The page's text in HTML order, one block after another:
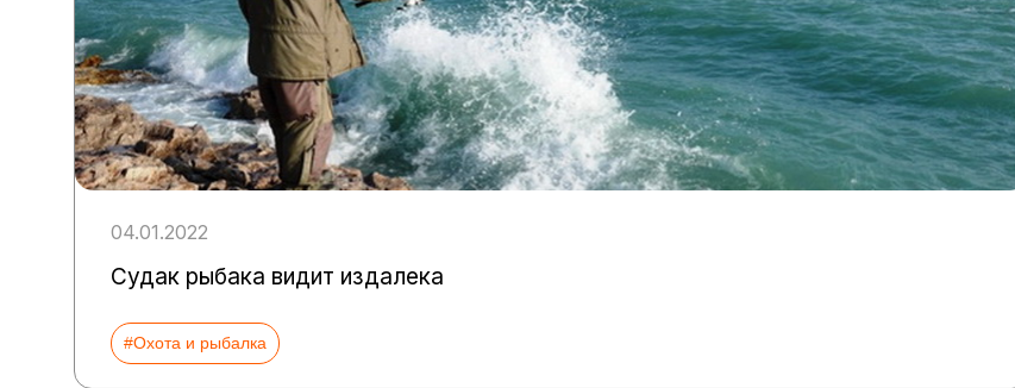
04.01.2022
Судак рыбака видит издалека
#Охота и рыбалка